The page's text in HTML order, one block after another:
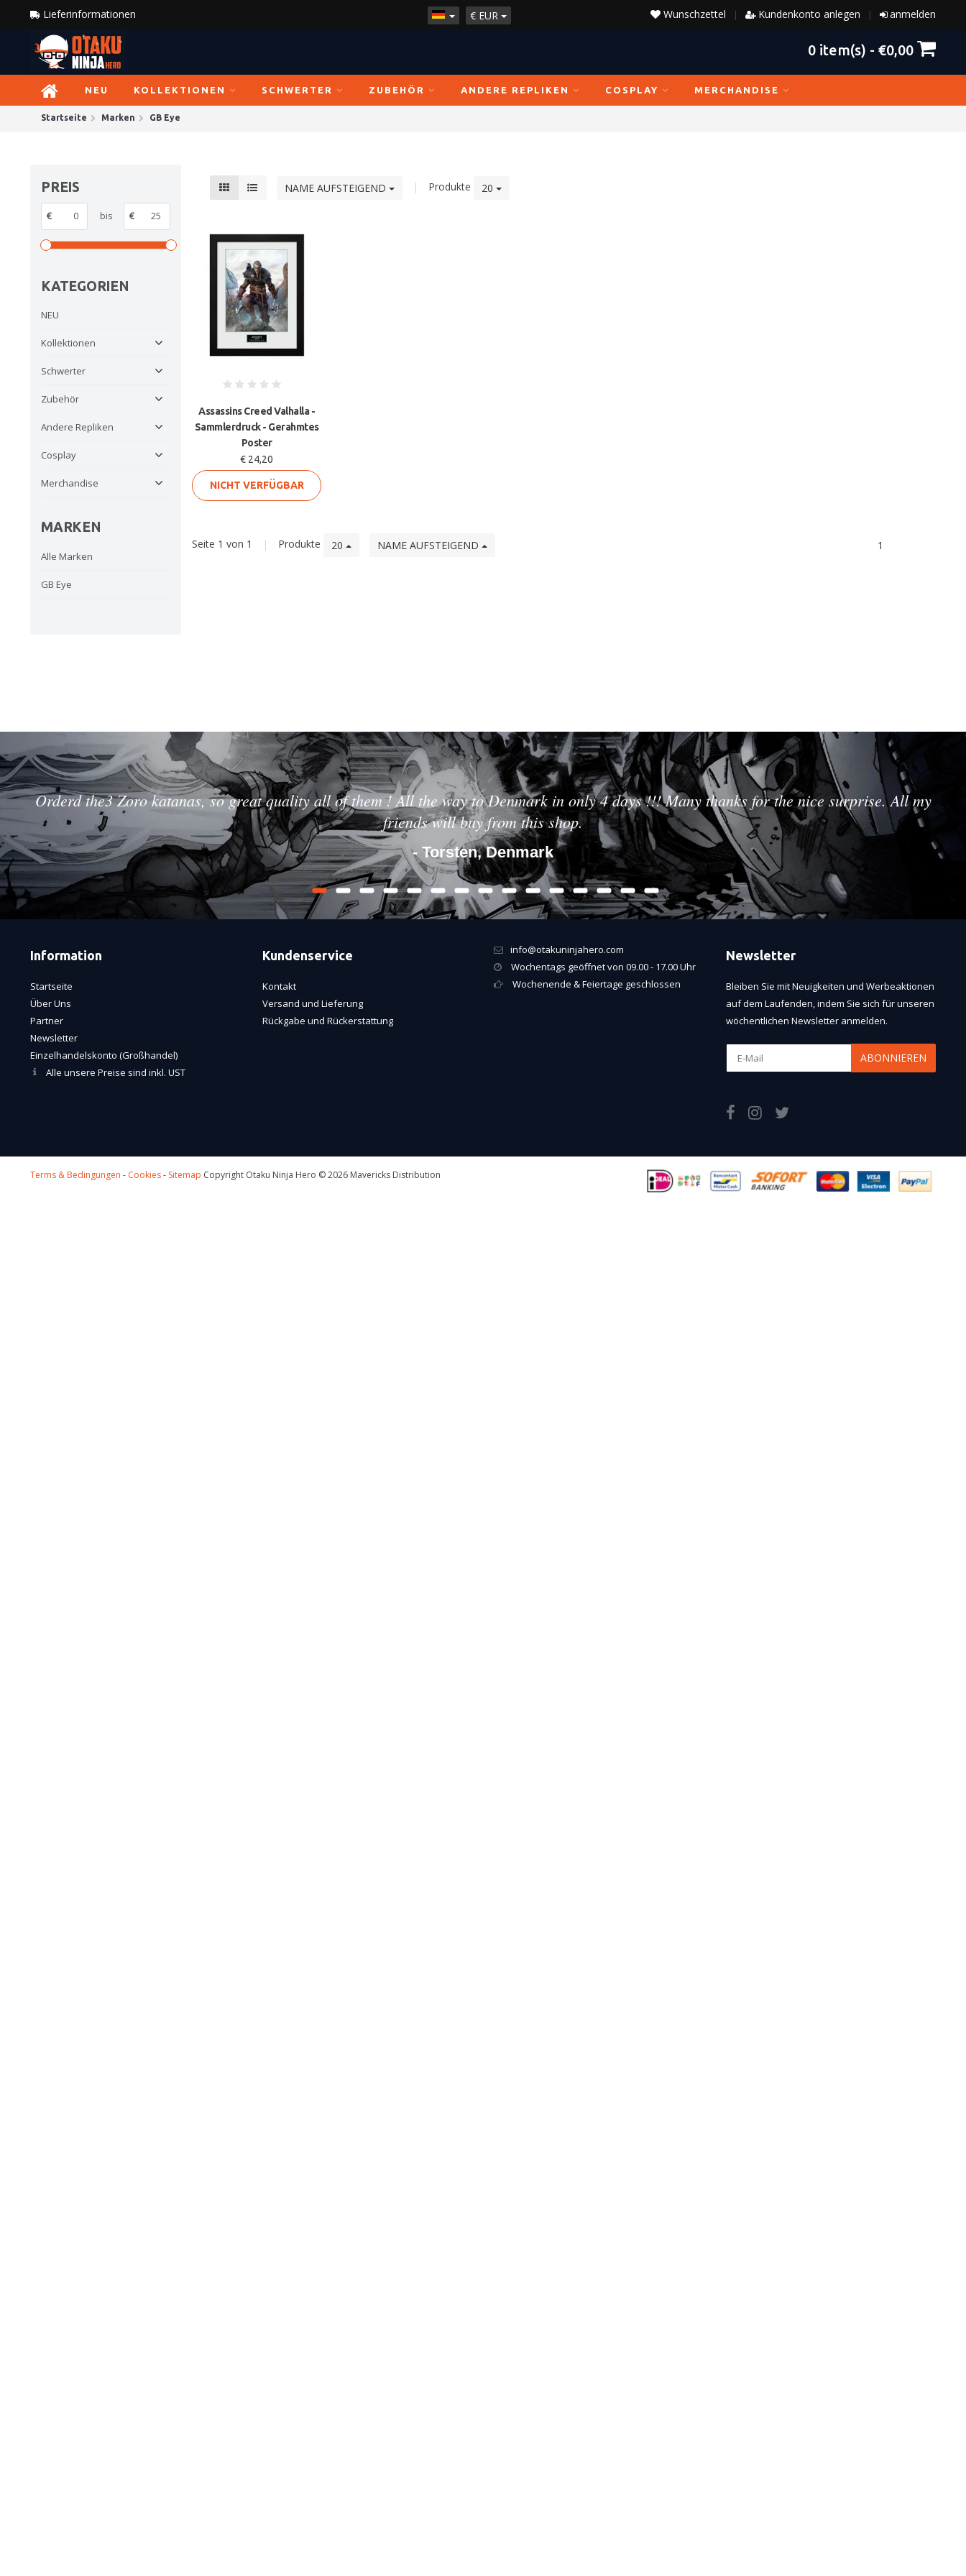
Lieferinformationen € EUR anmelden
|
Kundenkonto anlegen
|
Wunschzettel
0 item(s) - €0,00
NEU KOLLEKTIONEN SCHWERTER ZUBEHÖR ANDERE REPLIKEN COSPLAY MERCHANDISE
Startseite Marken GB Eye
PREIS
€ bis €
KATEGORIEN
NEU
Kollektionen
Schwerter
Zubehör
Andere Repliken
Cosplay
Merchandise
MARKEN
Alle Marken
GB Eye
NAME AUFSTEIGEND | Produkte 20
Assassins Creed Valhalla -
Sammlerdruck - Gerahmtes
Poster
€ 24,20
NICHT VERFÜGBAR
Seite 1 von 1 | Produkte 20 NAME AUFSTEIGEND 1
Orderd the3 Zoro katanas, so great quality all of them ! All the way to Denmark in only 4 days !!! Many thanks for the nice surprise. All my
friends will buy from this shop.
- Torsten, Denmark
Information
Startseite
Über Uns
Partner
Newsletter
Einzelhandelskonto (Großhandel)
Alle unsere Preise sind inkl. UST
Kundenservice
Kontakt
Versand und Lieferung
Rückgabe und Rückerstattung
info@otakuninjahero.com
Wochentags geöffnet von 09.00 - 17.00 Uhr
Wochenende & Feiertage geschlossen
Newsletter
Bleiben Sie mit Neuigkeiten und Werbeaktionen
auf dem Laufenden, indem Sie sich für unseren
wöchentlichen Newsletter anmelden.
ABONNIEREN
Terms & Bedingungen - Cookies- Sitemap Copyright Otaku Ninja Hero © 2026 Mavericks Distribution